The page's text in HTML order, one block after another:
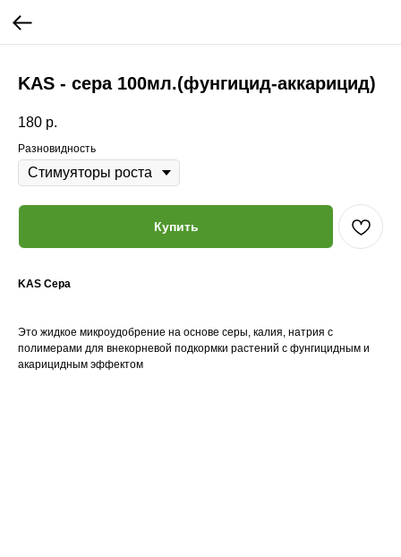
KAS - сера 100мл.(фунгицид-аккарицид)
180 р.
Разновидность
Купить
KAS Сера
Это жидкое микроудобрение на основе серы, калия, натрия с
полимерами для внекорневой подкормки растений с фунгицидным и
акарицидным эффектом